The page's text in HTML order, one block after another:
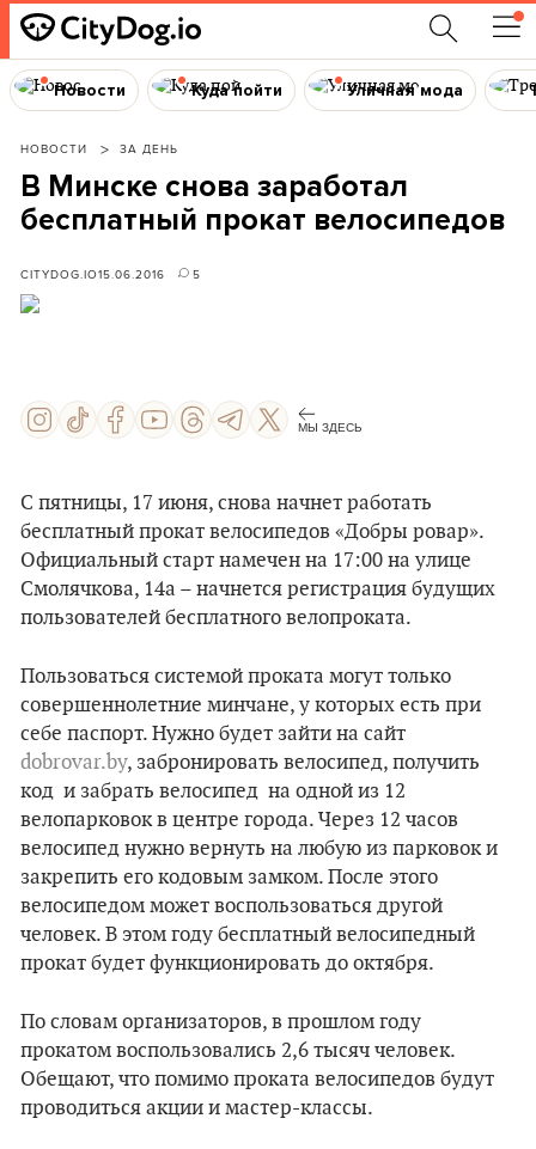
Новости Куда пойти Уличная мода
НОВОСТИ ЗА ДЕНЬ
В Минске снова заработал
бесплатный прокат велосипедов
CITYDOG.IO15.06.2016 5
МЫ ЗДЕСЬ
С пятницы, 17 июня, снова начнет работать
бесплатный прокат велосипедов «Добры ровар».
Официальный старт намечен на 17:00 на улице
Смолячкова, 14а – начнется регистрация будущих
пользователей бесплатного велопроката.
Пользоваться системой проката могут только
совершеннолетние минчане, у которых есть при
себе паспорт. Нужно будет зайти на сайт
dobrovar.by, забронировать велосипед, получить
код и забрать велосипед на одной из 12
велопарковок в центре города. Через 12 часов
велосипед нужно вернуть на любую из парковок и
закрепить его кодовым замком. После этого
велосипедом может воспользоваться другой
человек. В этом году бесплатный велосипедный
прокат будет функционировать до октября.
По словам организаторов, в прошлом году
прокатом воспользовались 2,6 тысяч человек.
Обещают, что помимо проката велосипедов будут
проводиться акции и мастер-классы.